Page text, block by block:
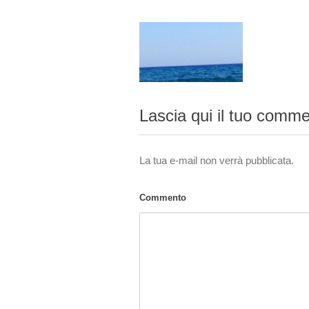
Lascia qui il tuo
La tua e-mail non verrà pubblicata.
Commento